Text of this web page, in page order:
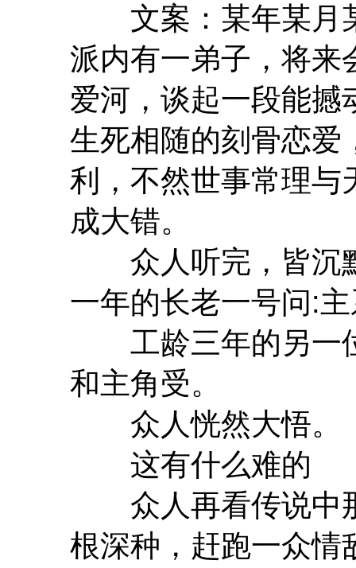
文案：某年某月
派内有一弟子，将来
爱河，谈起一段能撼
生死相随的刻骨恋爱
利，不然世事常理与
成大错。
众人听完，皆沉
一年的长老一号问:
工龄三年的另一
和主角受。
众人恍然大悟。
这有什么难的
众人再看传说中
根深种，赶跑一众情